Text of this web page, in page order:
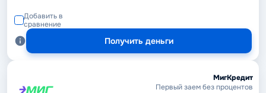
Добавить в
сравнение
Получить деньги
МигКредит
Первый заем без процентов